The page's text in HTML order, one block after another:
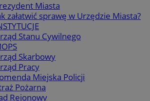
Miasta
załatwić sprawę w Urzędzie Miasta?
Stanu Cywilnego
Skarbowy
Pracy
Miejska Policji
Pożarna
Rejonowy